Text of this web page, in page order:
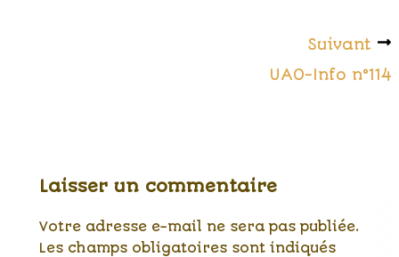
Suivant
UAO-Info n°114
Laisser un commentaire
Votre adresse e-mail ne sera pas publiée.
Les champs obligatoires sont indiqués